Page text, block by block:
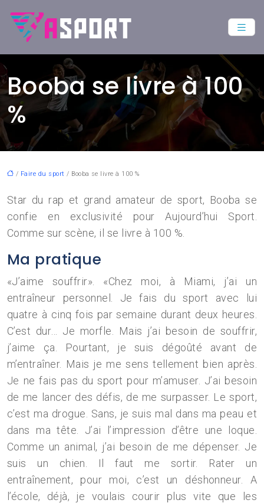
Booba se livre à 100
%
/ Faire du sport / Booba se livre à 100 %
Star du rap et grand amateur de sport, Booba se
confie en exclusivité pour Aujourd’hui Sport.
Comme sur scène, il se livre à 100 %.
Ma pratique
«J’aime souffrir». «Chez moi, à Miami, j’ai un
entraîneur personnel. Je fais du sport avec lui
quatre à cinq fois par semaine durant deux heures.
C’est dur… Je morfle. Mais j’ai besoin de souffrir,
j’aime ça. Pourtant, je suis dégoûté avant de
m’entraîner. Mais je me sens tellement bien après.
Je ne fais pas du sport pour m’amuser. J’ai besoin
de me lancer des défis, de me surpasser. Le sport,
c’est ma drogue. Sans, je suis mal dans ma peau et
dans ma tête. J’ai l’impression d’être une loque.
Comme un animal, j’ai besoin de me dépenser. Je
suis un chien. Il faut me sortir. Rater un
entraînement, pour moi, c’est un déshonneur. A
l’école, déjà, je voulais courir plus vite que les